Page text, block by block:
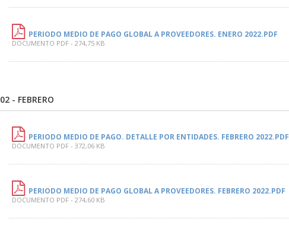
PERIODO MEDIO DE PAGO GLOBAL A PROVEEDORES. ENERO 2022.PDF
DOCUMENTO PDF - 274,75 KB
02 - FEBRERO
PERIODO MEDIO DE PAGO. DETALLE POR ENTIDADES. FEBRERO 2022.PDF
DOCUMENTO PDF - 372,06 KB
PERIODO MEDIO DE PAGO GLOBAL A PROVEEDORES. FEBRERO 2022.PDF
DOCUMENTO PDF - 274,60 KB